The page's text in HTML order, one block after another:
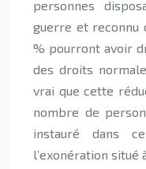
personnes
guerre et reconnu
% pourront avoir
des droits
vrai que cette
nombre de
instauré dans
l’exonération situé